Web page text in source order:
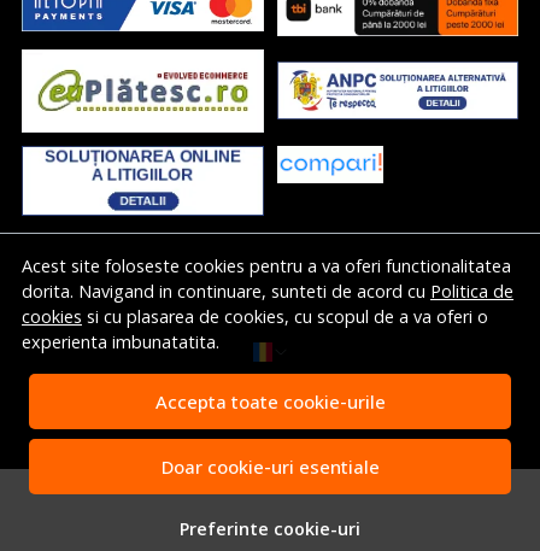
Acest site foloseste cookies pentru a va oferi functionalitatea
dorita. Navigand in continuare, sunteti de acord cu Politica de
cookies si cu plasarea de cookies, cu scopul de a va oferi o
experienta imbunatatita.
Accepta toate cookie-urile
Doar cookie-uri esentiale
Preferinte cookie-uri
© Albertool.com - Scule profesionale Festool 2026
Magazin online creat cu MerchantPro